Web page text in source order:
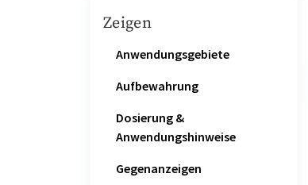
Zeigen
Anwendungsgebiete
Aufbewahrung
Dosierung &
Anwendungshinweise
Gegenanzeigen